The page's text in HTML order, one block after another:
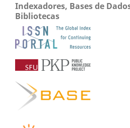
Indexadores, Bases de
Bibliotecas